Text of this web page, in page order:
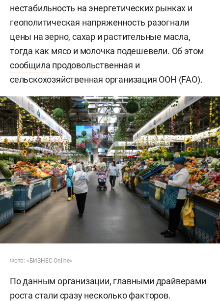
нестабильность на энергетических рынках и
геополитическая напряженность разогнали
цены на зерно, сахар и растительные масла,
тогда как мясо и молочка подешевели. Об этом
сообщила продовольственная и
сельскохозяйственная организация ООН (FAO).
Фото: «БИЗНЕС Online»
По данным организации, главными драйверами
роста стали сразу несколько факторов.